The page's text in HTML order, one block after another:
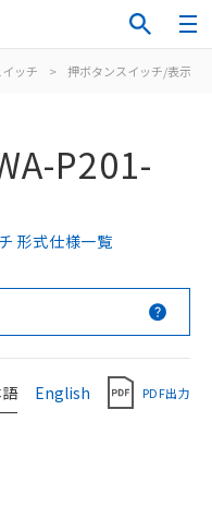
イッチ > 押ボタンスイッチ/表示灯
P201-
形式仕様一覧
English PDF出力